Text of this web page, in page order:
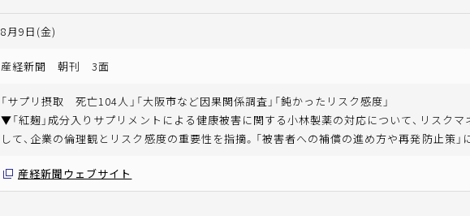
8月9日(金)
産経新聞 朝刊 3面
「サプリ摂取 死亡104人」「大阪市など因果関係調査」「鈍かったリスク感度」
▼「紅麹」成分入りサプリメントによる健康被害に関する小林製薬の対応について、リスク
して、企業の倫理観とリスク感度の重要性を指摘。「被害者への補償の進め方や再発防止策」
産経新聞ウェブサイト